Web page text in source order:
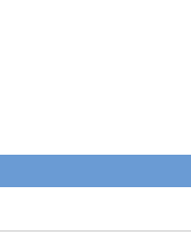
2026-1
you will find the